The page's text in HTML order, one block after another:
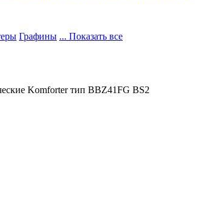
Графины ... Показать все
Komforter тип BBZ41FG BS2